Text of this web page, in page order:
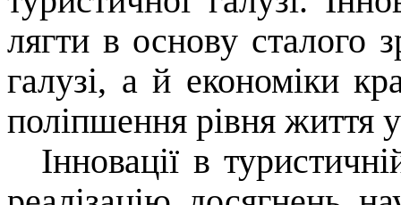
лягти в основу сталого
галузі, а й економіки
поліпшення рівня життя
Інновації в